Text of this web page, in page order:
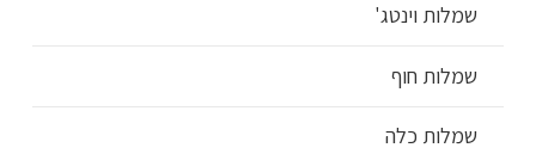
שמלות וינטג'
שמלות חוף
שמלות כלה